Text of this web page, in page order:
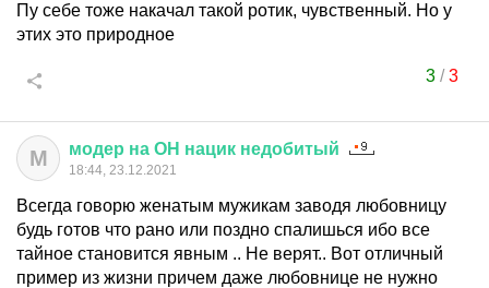
Пу себе тоже накачал такой ротик, чувственный. Но у
этих это природное
3/3
М модер на ОН нацик недобитый
18:44, 23.12.2021
Всегда говорю женатым мужикам заводя любовницу
будь готов что рано или поздно спалишься ибо все
тайное становится явным .. Не верят.. Вот отличный
пример из жизни причем даже любовнице не нужно